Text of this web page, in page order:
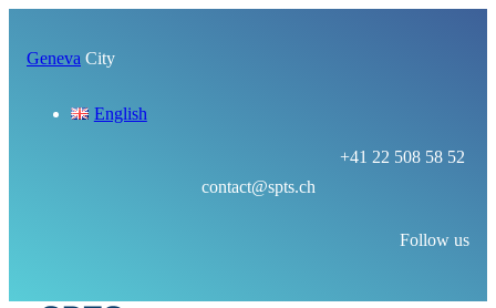
Geneva City
English
+41 22 508 58 52
contact@spts.ch
Follow us